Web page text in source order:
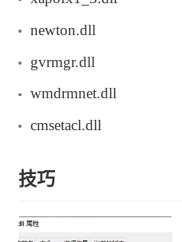
newton.dll
gvrmgr.dll
wmdrmnet.dll
cmsetacl.dll
技巧